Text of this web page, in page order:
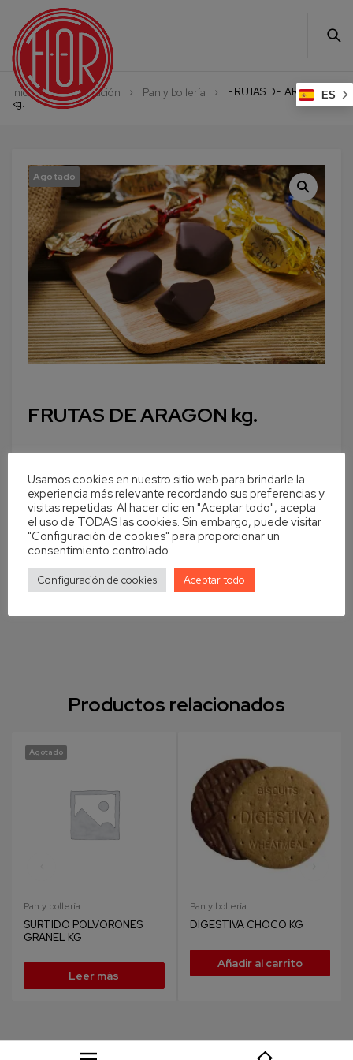
Inicio Alimentación Pan y bollería
FRUTAS DE ARAGON
kg.
Agotado
FRUTAS DE ARAGON kg.
Ref 74513
Productos relacionados
Agotado
Pan y bollería
SURTIDO POLVORONES
GRANEL KG
Leer más
Pan y bollería
DIGESTIVA CHOCO KG
Añadir al carrito
Usamos cookies en nuestro sitio web para brindarle la
experiencia más relevante recordando sus preferencias y
visitas repetidas. Al hacer clic en "Aceptar todo", acepta
el uso de TODAS las cookies. Sin embargo, puede visitar
"Configuración de cookies" para proporcionar un
consentimiento controlado.
Configuración de cookies Aceptar todo
ES